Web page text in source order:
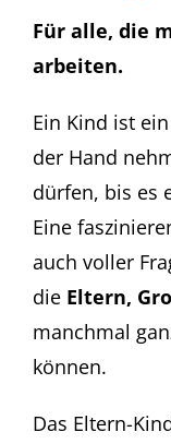
Für alle, die
arbeiten.
Ein Kind ist
der Hand
dürfen, bis es
Eine
auch voller
die Eltern,
manchmal
können.
Das Eltern-